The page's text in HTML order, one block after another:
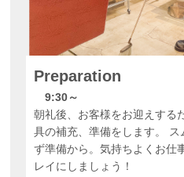
Preparation
9:30～
朝礼後、お客様をお迎えする
具の補充、準備をします。 ス
ず準備から。気持ちよくお仕
レイにしましょう！